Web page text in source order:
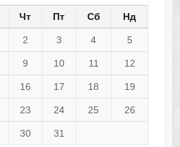
Чт Пт Сб Нд
2 3 4 5
9 10 11 12
16 17 18 19
23 24 25 26
30
31